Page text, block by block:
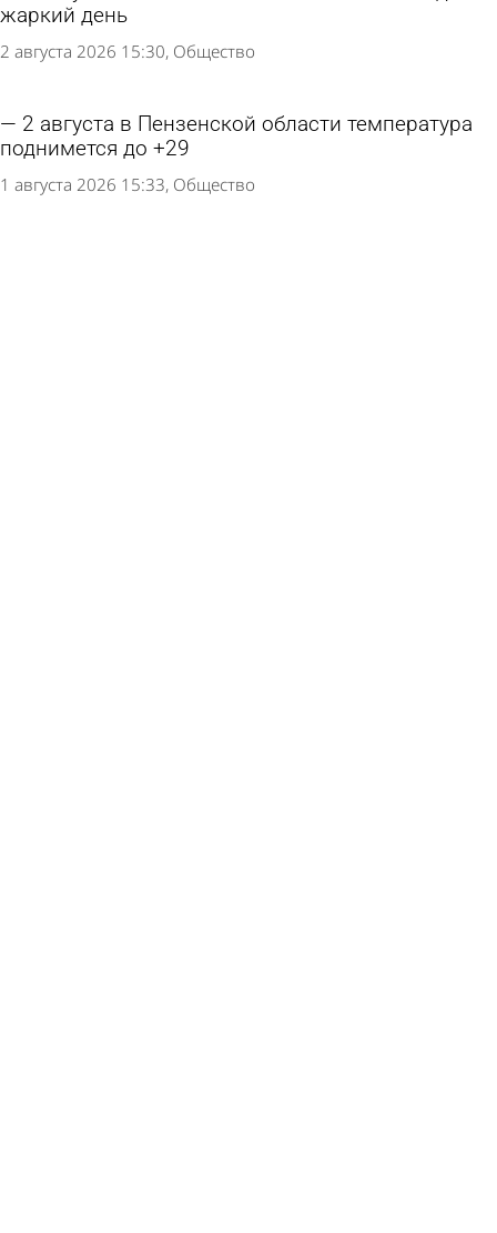
жаркий день
2 августа 2026 15:30 Общество
2 августа в Пензенской области температура
поднимется до +29
1 августа 2026 15:33 Общество